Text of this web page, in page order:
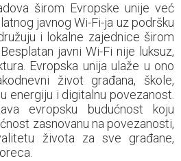
širom Evropske unije već
javnog Wi-Fi-ja uz podršku
i lokalne zajednice širom
javni Wi-Fi nije luksuz,
Evropska unija ulaže u ono
život građana, škole,
energiju i digitalnu povezanost.
evropsku budućnost koju
zasnovanu na povezanosti,
života za sve građane,